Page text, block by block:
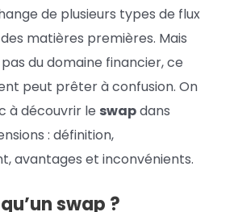
de plusieurs types de flux
matières premières. Mais
du domaine financier, ce
peut prêter à confusion. On
à découvrir le swapdans
: définition,
avantages et inconvénients.
swap ?